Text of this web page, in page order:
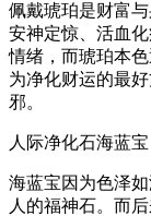
佩戴琥珀是财富
安神定惊、活血
情绪，而琥珀本
为净化财运的最
邪。
人际净化石海蓝宝
海蓝宝因为色泽
人的福神石。而